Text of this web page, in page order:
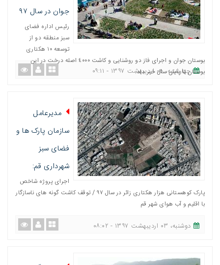
جوان در سال ٩٧
رئیس اداره فضای
سبز منطقه دو از
توسعه ١٠ هکتاری
بوستان جوان و اجرای فاز دو روشنایی و کاشت ٤٠٠٠ اصله درخت در این
بوستان تا پایان سال خبر داد.
چهارشنبه، ٠٥ اردیبهشت ١٣٩٧ - ٠٩:١١
مدیرعامل
سازمان پارک ها و
فضای سبز
شهرداری قم:
اجرای پروژه شاخص
پارک کوهستانی هزار هکتاری زائر در سال ٩٧ / توقف کاشت گونه های ناسازگار
با اقلیم و آب هوای شهر قم
دوشنبه، ٠٣ اردیبهشت ١٣٩٧ - ٠٨:٠٢